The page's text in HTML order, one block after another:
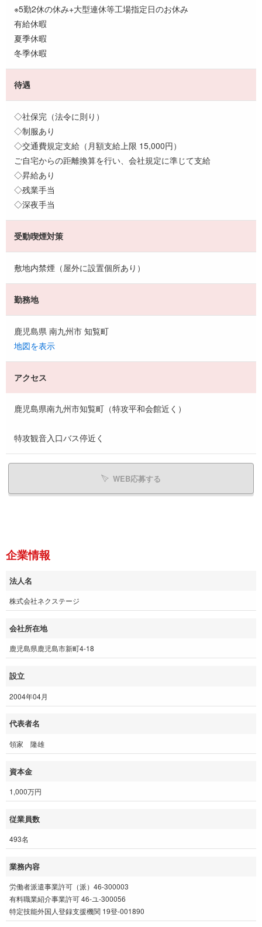
※5勤2休の休み+大型連休等工場指定日のお休み
有給休暇
夏季休暇
冬季休暇
待遇
◇社保完（法令に則り）
◇制服あり
◇交通費規定支給（月額支給上限 15,000円）
ご自宅からの距離換算を行い、会社規定に準じて支給
◇昇給あり
◇残業手当
◇深夜手当
受動喫煙対策
敷地内禁煙（屋外に設置個所あり）
勤務地
鹿児島県 南九州市 知覧町
地図を表示
アクセス
鹿児島県南九州市知覧町（特攻平和会館近く）
特攻観音入口バス停近く
WEB応募する
企業情報
法人名
株式会社ネクステージ
会社所在地
鹿児島県鹿児島市新町4-18
設立
2004年04月
代表者名
領家 隆雄
資本金
1,000万円
従業員数
493名
業務内容
労働者派遣事業許可（派）46-300003
有料職業紹介事業許可 46-ユ-300056
特定技能外国人登録支援機関 19登-001890